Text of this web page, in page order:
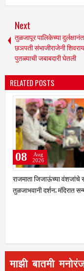
Next
तुळजापूर पालिकेच्या
छञपती संभाजीराजेनी
पुतळ्याची जबाबदारी घेतली
RELATED POSTS
शहाबाज काझी यांचा नळदुर्गमध्ये
जल्लोषात नागरी सत्कार; हैदर
08
Aug
2026